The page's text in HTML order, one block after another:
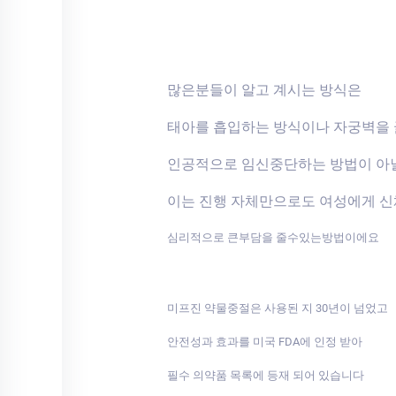
많은분들이 알고 계시는 방식은
태아를 흡입하는 방식이나 자궁벽을
인공적으로 임신중단하는 방법이 아
이는 진행 자체만으로도 여성에게
심리적으로 큰부담을 줄수있는방법이에요
미프진 약물중절은 사용된 지 30년이 넘었고
안전성과 효과를 미국 FDA에 인정 받아
필수 의약품 목록에 등재 되어 있습니다